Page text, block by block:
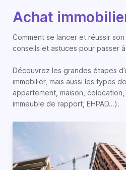
Achat
Comment se lancer et réussir
conseils et astuces pour passer à
Découvrez les grandes étapes
immobilier, mais aussi les types
appartement, maison, colocation,
immeuble de rapport, EHPAD…).